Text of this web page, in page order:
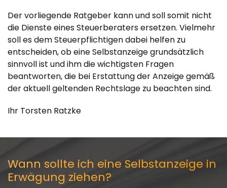
Der vorliegende Ratgeber kann und soll somit nicht
die Dienste eines Steuerberaters ersetzen. Vielmehr
soll es dem Steuerpflichtigen dabei helfen zu
entscheiden, ob eine Selbstanzeige grundsätzlich
sinnvoll ist und ihm die wichtigsten Fragen
beantworten, die bei Erstattung der Anzeige gemäß
der aktuell geltenden Rechtslage zu beachten sind.
Ihr Torsten Ratzke
Wann sollte ich eine Selbstanzeige in
Erwägung ziehen?